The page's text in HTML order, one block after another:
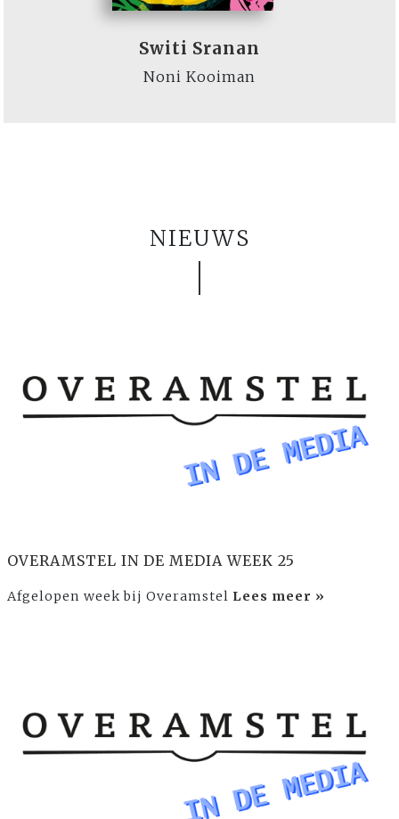
Switi Sranan
Noni Kooiman
NIEUWS
OVERAMSTEL IN DE MEDIA WEEK 25
Afgelopen week bij Overamstel Lees meer »